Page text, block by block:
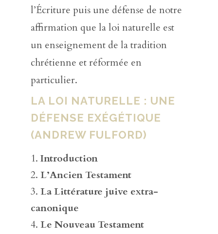
l’Écriture puis une défense de notre
affirmation que la loi naturelle est
un enseignement de la tradition
chrétienne et réformée en
particulier.
LA LOI NATURELLE : UNE
DÉFENSE EXÉGÉTIQUE
(ANDREW FULFORD)
Introduction
L’Ancien Testament
La Littérature juive extra-
canonique
Le Nouveau Testament